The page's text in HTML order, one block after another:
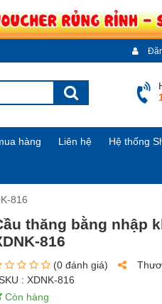
hàng Liên hệ Hệ thống
816
thăng bằng nhập
816
(0 đánh giá)
: XDNK-816
Còn hàng